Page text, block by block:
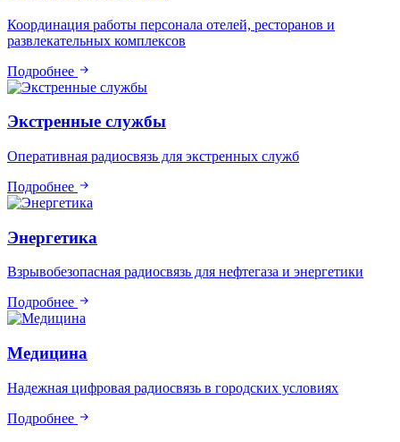
Координация работы персонала отелей, ресторанов и
развлекательных комплексов
Подробнее
Экстренные службы
Оперативная радиосвязь для экстренных служб
Подробнее
Энергетика
Взрывобезопасная радиосвязь для нефтегаза и энергетики
Подробнее
Медицина
Надежная цифровая радиосвязь в городских условиях
Подробнее